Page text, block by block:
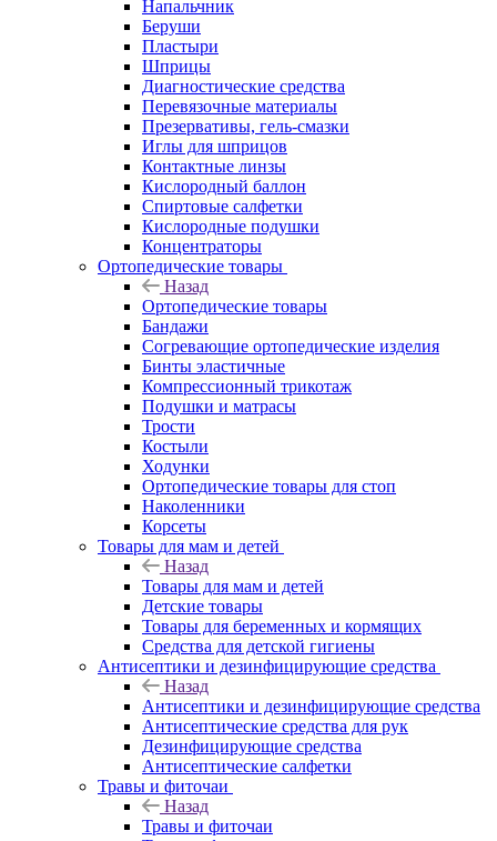
Напальчник
Беруши
Пластыри
Шприцы
Диагностические средства
Перевязочные материалы
Презервативы, гель-смазки
Иглы для шприцов
Контактные линзы
Кислородный баллон
Спиртовые салфетки
Кислородные подушки
Концентраторы
Ортопедические товары
Назад
Ортопедические товары
Бандажи
Согревающие ортопедические изделия
Бинты эластичные
Компрессионный трикотаж
Подушки и матрасы
Трости
Костыли
Ходунки
Ортопедические товары для стоп
Наколенники
Корсеты
Товары для мам и детей
Назад
Товары для мам и детей
Детские товары
Товары для беременных и кормящих
Средства для детской гигиены
Антисептики и дезинфицирующие средства
Назад
Антисептики и дезинфицирующие средства
Антисептические средства для рук
Дезинфицирующие средства
Антисептические салфетки
Травы и фиточаи
Назад
Травы и фиточаи